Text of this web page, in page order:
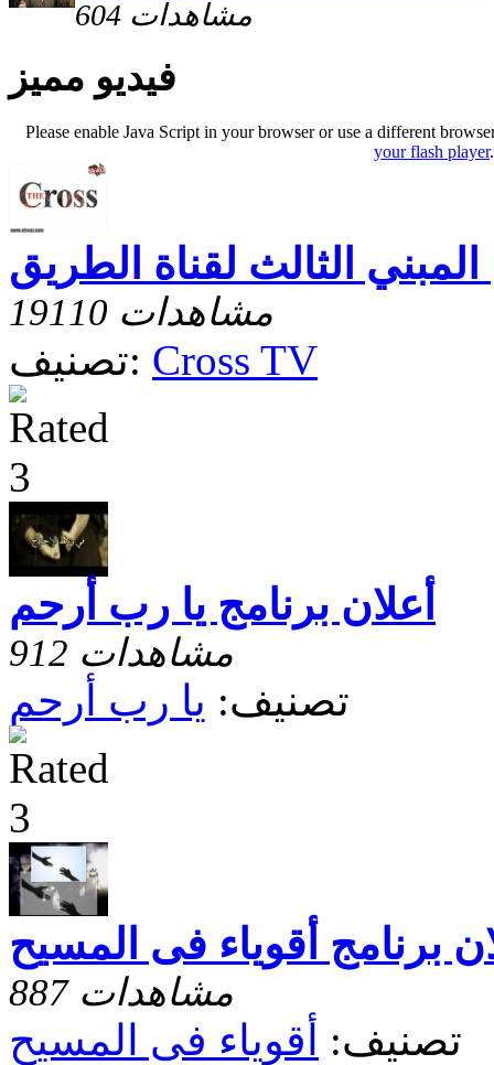
604 مشاهدات
فيديو مميز
Please enable Java Script in your browser or use a different
your flash player.
المبني الثالث لقناة الطريق
19110 مشاهدات
تصنيف: Cross TV
أعلان برنامج يا رب أرحم
912 مشاهدات
تصنيف: يا رب أرحم
برنامج أقوياء فى المسيح
887 مشاهدات
تصنيف: أقوياء فى المسيح